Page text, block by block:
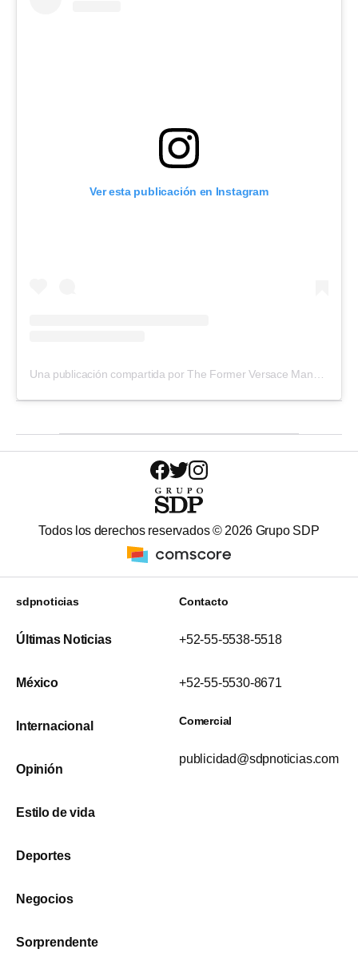
Ver esta publicación en Instagram
Todos los derechos reservados © 2026 Grupo SDP
sdpnoticias
Últimas Noticias
México
Internacional
Opinión
Estilo de vida
Deportes
Negocios
Sorprendente
Contacto
+52-55-5538-5518
+52-55-5530-8671
Comercial
publicidad@sdpnoticias.com